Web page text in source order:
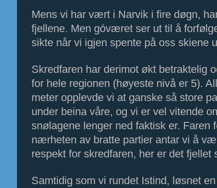
Mens vi har vært i Narvik i fire døgn,
fjellene. Men góværet ser ut til å
sikte når vi igjen spente på oss skiene
Skredfaren har derimot økt betraktelig
for hele regionen (høyeste nivå er 5). Al
meter opplevde vi at ganske så store
under beina våre, og vi er vel vitende
snølagene lenger ned faktisk er. Faren
nærheten av bratte partier antar vi å
respekt for skredfaren, her er det fjellet
Samtidig som vi rundet Istind, løsnet